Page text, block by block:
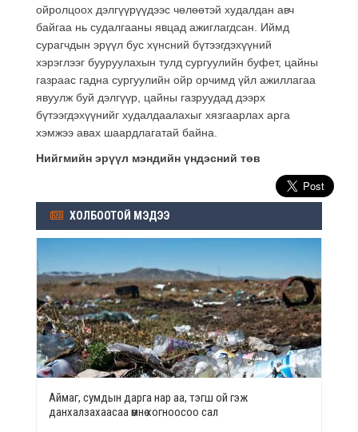
ойролцоох дэлгүүрүүдээс чөлөөтэй худалдан авч
байгаа нь судалгааны явцад ажиглагдсан. Иймд
сурагчдын эрүүл бус хүнсний бүтээгдэхүүний
хэрэглээг бууруулахын тулд сургуулийн буфет, цайны
газраас гадна сургуулийн ойр орчимд үйл ажиллагаа
явуулж буй дэлгүүр, цайны газруудад дээрх
бүтээгдэхүүнийг худалдаалахыг хязгаарлах арга
хэмжээ авах шаардлагатай байна.
Нийгмийн эрүүл мэндийн үндэсний төв
ХОЛБООТОЙ МЭДЭЭ
Аймаг, сумдын дарга нар аа, тэгш ой гэж
данхалзахаасаа өмнө хогноосоо сал